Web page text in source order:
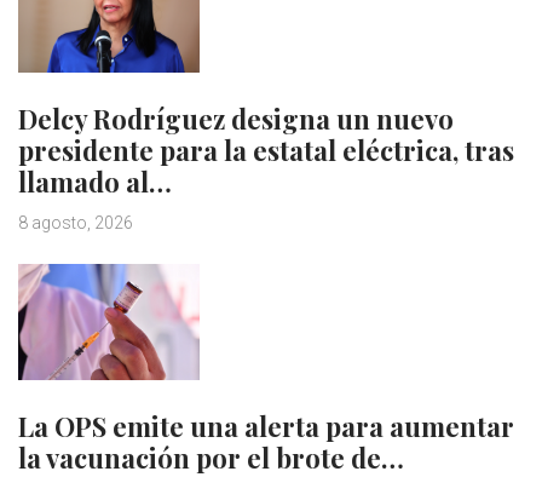
Delcy Rodríguez designa un nuevo
presidente para la estatal eléctrica, tras
llamado al…
8 agosto, 2026
La OPS emite una alerta para aumentar
la vacunación por el brote de…